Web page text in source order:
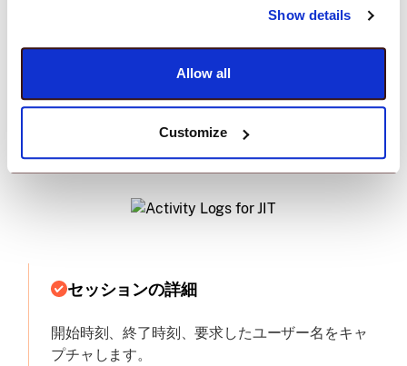
Show details
Allow all
Customize
表示します。すべてのJITイベントに対
して、透明で改ざん不可能なログを使
用して、監査準備を整え、制御下に置
きます。
セッションの詳細
開始時刻、終了時刻、要求したユーザー名をキャ
プチャします。